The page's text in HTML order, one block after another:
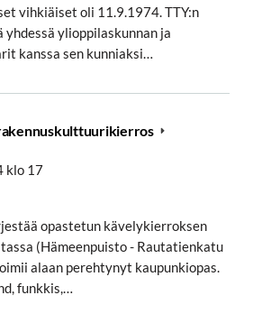
vihkiäiset oli 11.9.1974. TTY:n
ylioppilaskunnan ja
kanssa sen kunniaksi…
klo 17
opastetun kävelykierroksen
(Hämeenpuisto - Rautatienkatu
alaan perehtynyt kaupunkiopas.
funkkis,…